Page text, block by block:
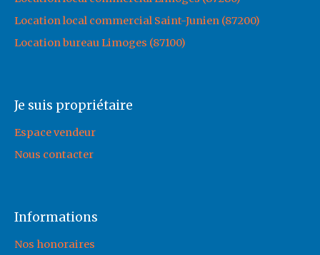
Location local commercial Saint-Junien (87200)
Location bureau Limoges (87100)
Je suis propriétaire
Espace vendeur
Nous contacter
Informations
Nos honoraires